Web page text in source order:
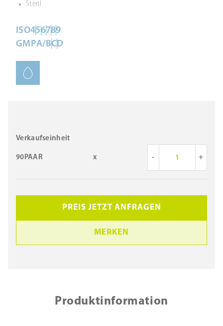
Steril
ISO456789
GMPA/BCD
Verkaufseinheit
90PAAR x - +
PREIS JETZT ANFRAGEN
MERKEN
Produktinformation